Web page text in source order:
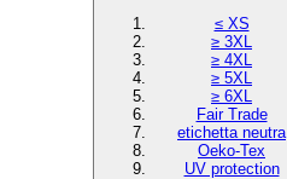
≤ XS
≥ 3XL
≥ 4XL
≥ 5XL
≥ 6XL
Fair Trade
etichetta neutra
Oeko-Tex
UV protection